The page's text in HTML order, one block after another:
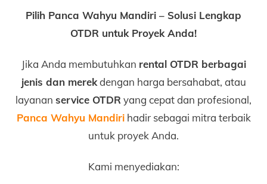
Pilih Panca Wahyu Mandiri – Solusi Lengkap
OTDR untuk Proyek Anda!
Jika Anda membutuhkan rental OTDR berbagai
jenis dan merekdengan harga bersahabat, atau
layanan service OTDR yang cepat dan profesional,
Panca Wahyu Mandirihadir sebagai mitra terbaik
untuk proyek Anda.
Kami menyediakan: